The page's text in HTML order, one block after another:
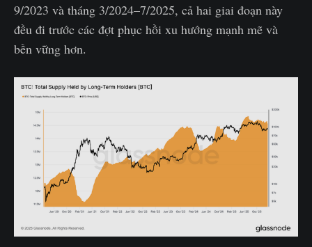
9/2023 và tháng 3/2024–7/2025, cả hai giai đoạn này
đều đi trước các đợt phục hồi xu hướng mạnh mẽ và
bền vững hơn.